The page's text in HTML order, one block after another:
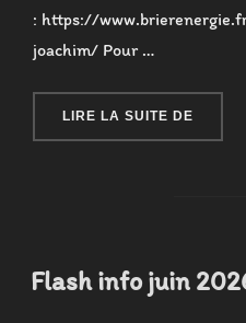
: https://
joachim/ Pour …
LIRE LA SUITE DE
Flash info juin